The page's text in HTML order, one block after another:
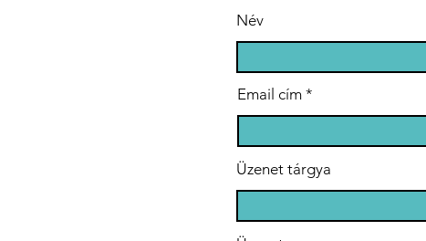
Név
Email cím
Üzenet tárgya